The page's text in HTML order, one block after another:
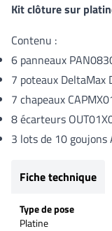
Kit clôture sur
Contenu :
6 panneaux
7 poteaux DeltaMax
7 chapeaux
8 écarteurs
3 lots de 10 goujons
Fiche technique
Type de pose
Platine